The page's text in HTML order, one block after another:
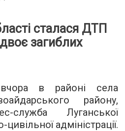
сталася ДТП
загиблих
в районі села
району,
служба Луганської
адміністрації.